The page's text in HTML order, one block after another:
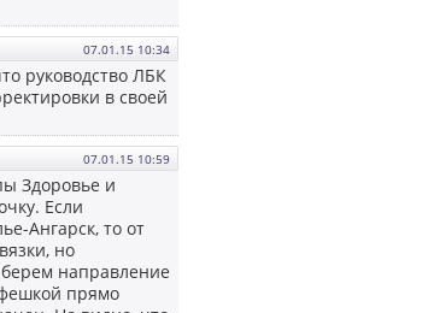
07.01.15 10:34
руководство ЛБК
в своей
07.01.15 10:59
Здоровье и
Если
Ангарск, то от
но
направление
прямо